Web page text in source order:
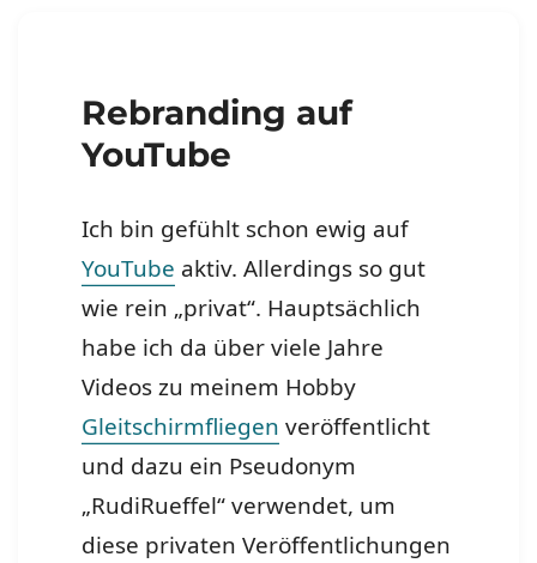
Rebranding auf
YouTube
Ich bin gefühlt schon ewig auf
YouTube aktiv. Allerdings so gut
wie rein „privat“. Hauptsächlich
habe ich da über viele Jahre
Videos zu meinem Hobby
Gleitschirmfliegen veröffentlicht
und dazu ein Pseudonym
„RudiRueffel“ verwendet, um
diese privaten Veröffentlichungen